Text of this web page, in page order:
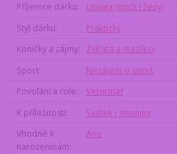
Příjemce dárku
Unisex (muži i ženy)
Styl dárku
Praktický
Koníčky a zájmy
Zvířata a mazlíčci
Sport
Nezájem o sport
Povolání a role
Veterinář
K příležitosti
Svátek / Jmeniny
Vhodné k
narozeninám
Ano